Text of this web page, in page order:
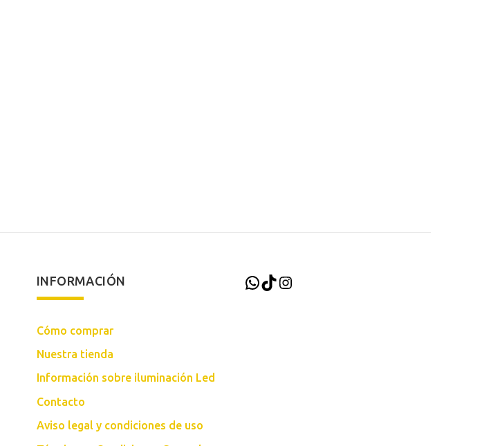
INFORMACIÓN
Cómo comprar
Nuestra tienda
Información sobre iluminación Led
Contacto
Aviso legal y condiciones de uso
WhatsApp
TikTokInstagram